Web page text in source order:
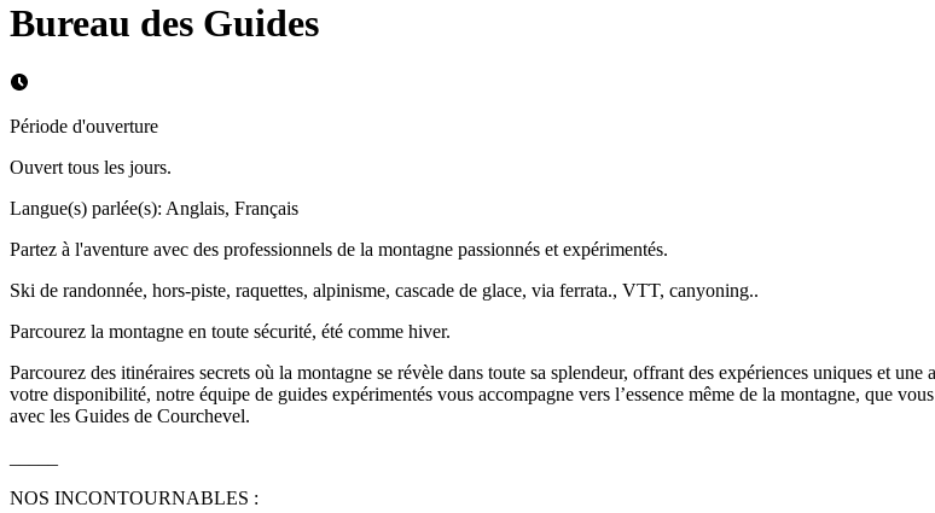
Bureau des Guides
Période d'ouverture
Ouvert tous les jours.
Langue(s) parlée(s): Anglais, Français
Partez à l'aventure avec des professionnels de la montagne passionnés et expérimentés.
Ski de randonnée, hors-piste, raquettes, alpinisme, cascade de glace, via ferrata., VTT, canyoning..
Parcourez la montagne en toute sécurité, été comme hiver.
Parcourez des itinéraires secrets où la montagne se révèle dans toute sa splendeur, offrant des expériences uniques et
votre disponibilité, notre équipe de guides expérimentés vous accompagne vers l’essence même de la montagne, que
avec les Guides de Courchevel.
NOS INCONTOURNABLES :